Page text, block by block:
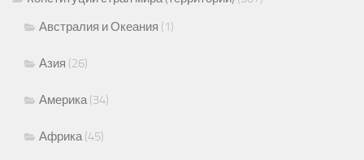
Австралия и Океания (1)
Азия (26)
Америка(34)
Африка(45)